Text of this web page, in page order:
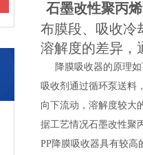
石墨改性聚丙
布膜段、吸收冷
溶解度的差异，
降膜吸收器的原理
吸收剂通过循环泵送料
向下流动，溶解度较大
据工艺情况石墨改性聚
PP降膜吸收器具有较高